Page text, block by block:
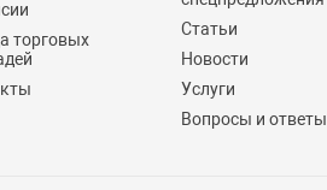
торговых
Статьи
Новости
Услуги
Вопросы и ответы